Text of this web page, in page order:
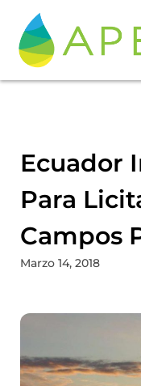
Ecuador
Para
Campos
Marzo 14, 2018